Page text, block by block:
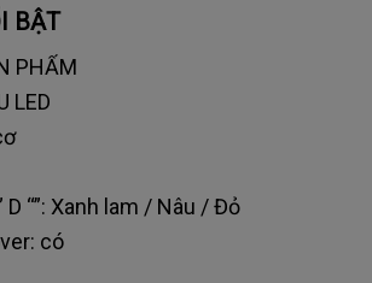
BẬT
PHẨM
LED
D “”: Xanh lam / Nâu / Đỏ
có